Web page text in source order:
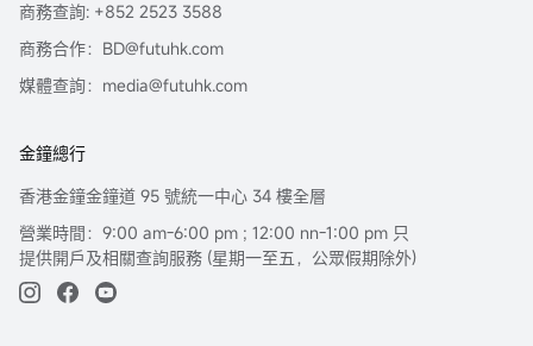
商務查詢: +852 2523 3588
商務合作：BD@futuhk.com
媒體查詢：media@futuhk.com
金鐘總行
香港金鐘金鐘道 95 號統一中心 34 樓全層
營業時間：9:00 am-6:00 pm ; 12:00 nn-1:00 pm 只
提供開戶及相關查詢服務 (星期一至五，公眾假期除外)